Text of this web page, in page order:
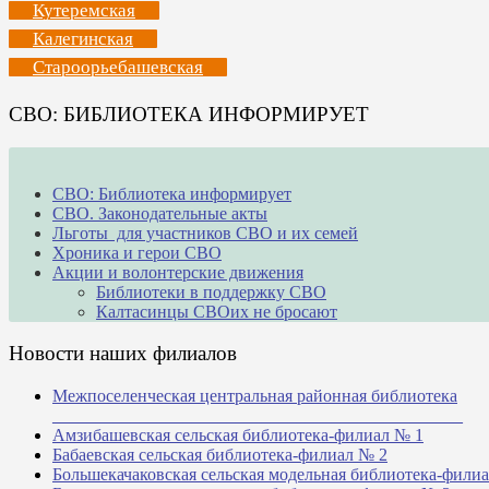
Кутеремская
Калегинская
Староорьебашевская
СВО: БИБЛИОТЕКА ИНФОРМИРУЕТ
СВО: Библиотека информирует
СВО. Законодательные акты
Льготы для участников СВО и их семей
Хроника и герои СВО
Акции и волонтерские движения
Библиотеки в поддержку СВО
Калтасинцы СВОих не бросают
Новости наших филиалов
Межпоселенческая центральная районная библиотека
Амзибашевская сельская библиотека-филиал № 1
Бабаевская сельская библиотека-филиал № 2
Большекачаковская сельская модельная библиотека-